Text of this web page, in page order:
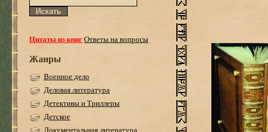
Цитаты из книгОтветы на вопросы
Жанры
Военное дело
Деловая литература
Детективы и Триллеры
Детское
Документальная литература